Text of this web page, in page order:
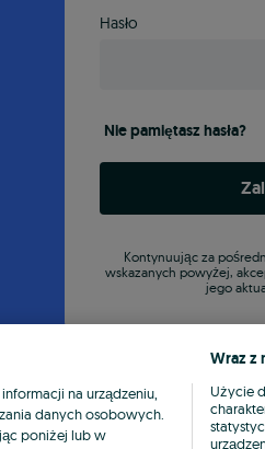
Hasło
Nie pamiętasz hasła?
Kontynuując za
wskazanych powyżej,
jego
na urządzeniu,
danych osobowych.
poniżej lub w
Wraz z
Użycie